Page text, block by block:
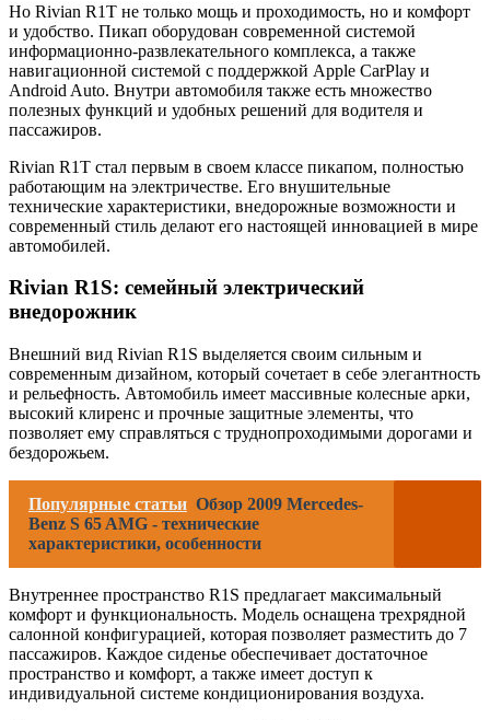
Но Rivian R1T не только мощь и проходимость, но и комфорт
и удобство. Пикап оборудован современной системой
информационно-развлекательного комплекса, а также
навигационной системой с поддержкой Apple CarPlay и
Android Auto. Внутри автомобиля также есть множество
полезных функций и удобных решений для водителя и
пассажиров.
Rivian R1T стал первым в своем классе пикапом, полностью
работающим на электричестве. Его внушительные
технические характеристики, внедорожные возможности и
современный стиль делают его настоящей инновацией в мире
автомобилей.
Rivian R1S: семейный электрический
внедорожник
Внешний вид Rivian R1S выделяется своим сильным и
современным дизайном, который сочетает в себе элегантность
и рельефность. Автомобиль имеет массивные колесные арки,
высокий клиренс и прочные защитные элементы, что
позволяет ему справляться с труднопроходимыми дорогами и
бездорожьем.
Популярные статьи Обзор 2009 Mercedes-
Benz S 65 AMG - технические
характеристики, особенности
Внутреннее пространство R1S предлагает максимальный
комфорт и функциональность. Модель оснащена трехрядной
салонной конфигурацией, которая позволяет разместить до 7
пассажиров. Каждое сиденье обеспечивает достаточное
пространство и комфорт, а также имеет доступ к
индивидуальной системе кондиционирования воздуха.